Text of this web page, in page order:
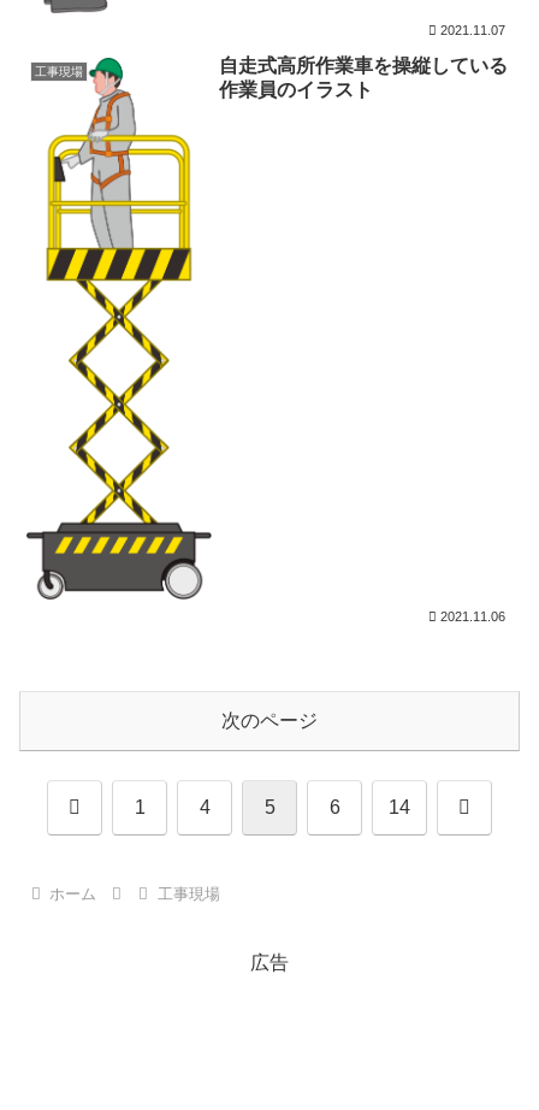
2021.11.07
工事現場
自走式高所作業車を操縦している
作業員のイラスト
2021.11.06
次のページ
前 1 4 5 6 14 次
ホーム 工事現場
広告